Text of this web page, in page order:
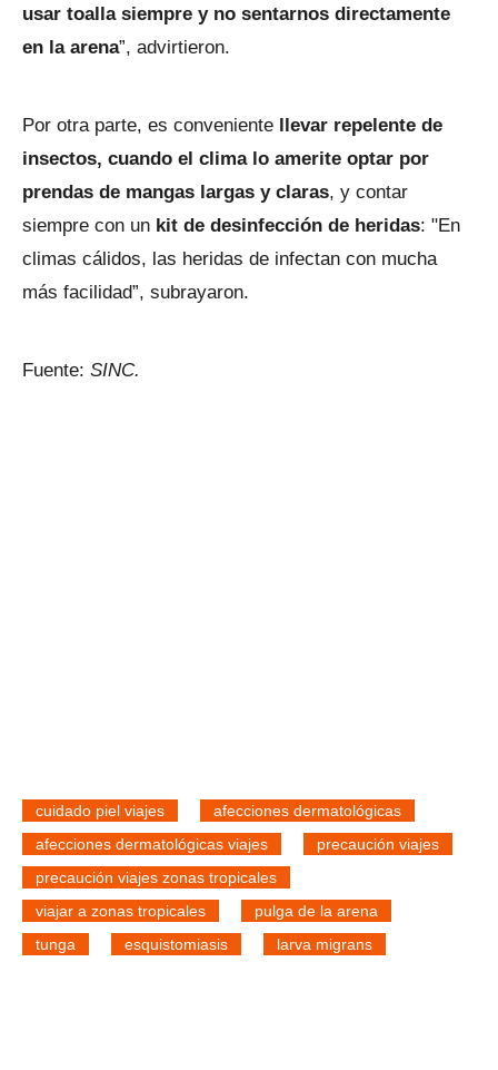
usar toalla siempre y no sentarnos directamente
en la arena”, advirtieron.
Por otra parte, es conveniente llevar repelente de
insectos, cuando el clima lo amerite optar por
prendas de mangas largas y claras, y contar
siempre con un kit de desinfección de heridas: "En
climas cálidos, las heridas de infectan con mucha
más facilidad”, subrayaron.
Fuente: SINC.
cuidado piel viajes
afecciones dermatológicas
afecciones dermatológicas viajes
precaución viajes
precaución viajes zonas tropicales
viajar a zonas tropicales
pulga de la arena
tunga
esquistomiasis larva migrans